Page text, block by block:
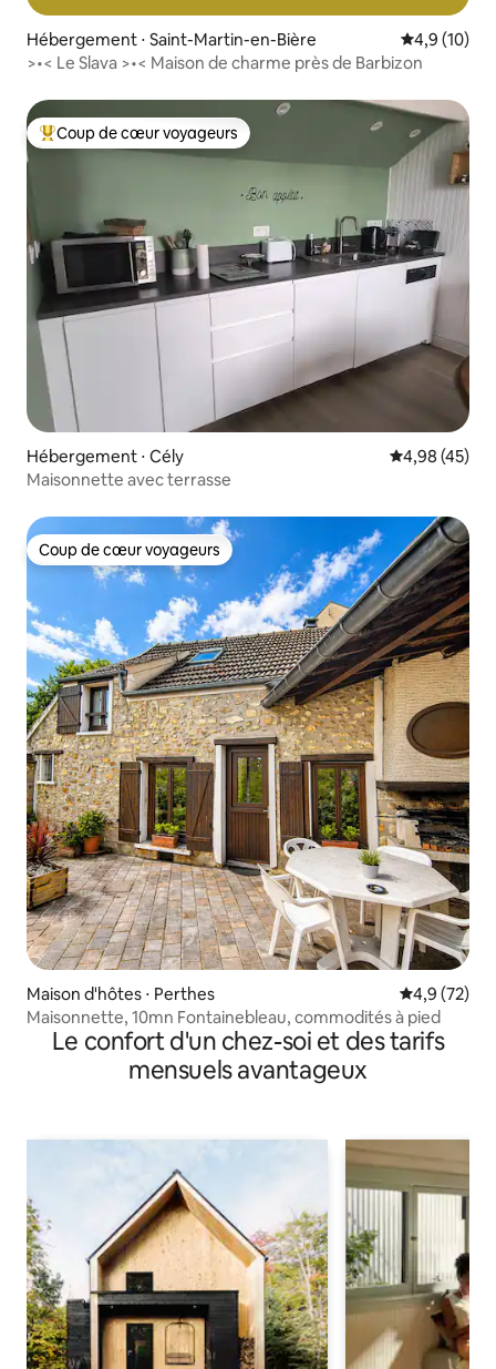
Hébergement ⋅ Saint-Martin-en-Bière Évaluation
4,9 (10)
>•< Le Slava >•< Maison de charme près de Barbizon
Coups de cœur voyageurs les plus appréciés
Coup de cœur voyageurs
Hébergement ⋅ Cély Évaluation
4,98 (45)
Maisonnette avec terrasse
Coup de cœur voyageurs
Coup de cœur voyageurs
Maison d'hôtes ⋅ Perthes Évaluation
4,9 (72)
Maisonnette, 10mn Fontainebleau, commodités à pied
Le confort d'un chez-soi et des tarifs
mensuels avantageux